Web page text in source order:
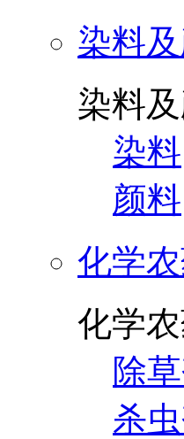
染料
染料
染料
颜料
化学
化学
除
杀